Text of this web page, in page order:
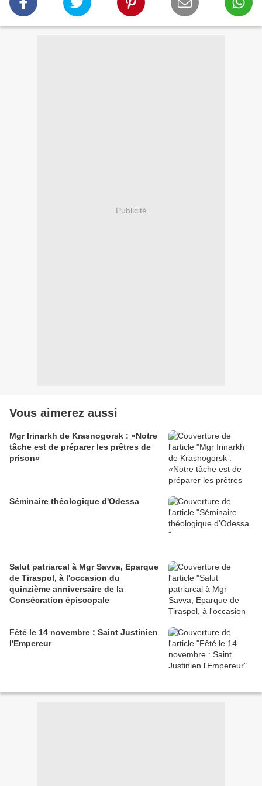
Publicité
Vous aimerez aussi
Mgr Irinarkh de Krasnogorsk : «Notre
tâche est de préparer les prêtres de
prison»
Séminaire théologique d'Odessa
Salut patriarcal à Mgr Savva, Eparque
de Tiraspol, à l'occasion du
quinzième anniversaire de la
Consécration épiscopale
Fêté le 14 novembre : Saint Justinien
l'Empereur